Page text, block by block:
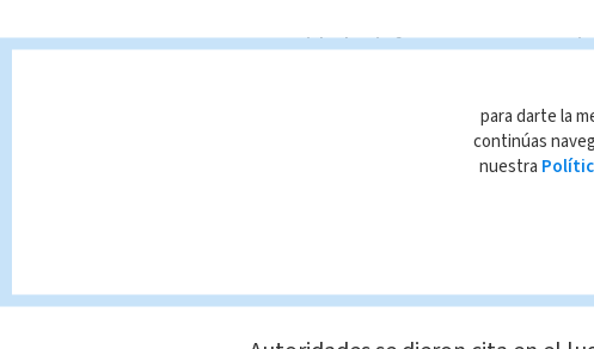
Autoridades informaron en un
, pero
víctima calcinada en el baño del
cadáver
Primeros informes indican que
accidente con unaparato
para darte la
continúas
nuestra